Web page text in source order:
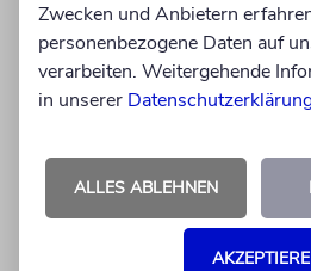
18.06.2026
Zwecken und Anbietern
personenbezogene Daten auf
verarbeiten. Weitergehende
in unserer
ALLES ABLEHNEN